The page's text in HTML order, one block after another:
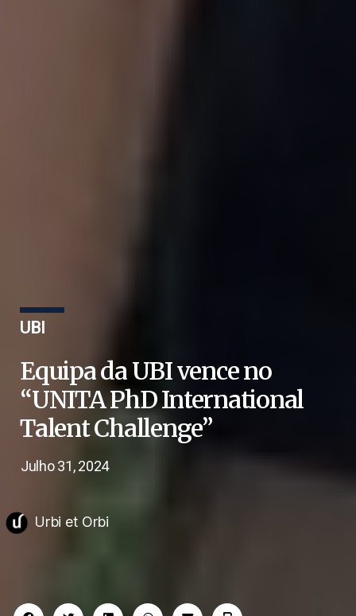
UBI
Equipa da UBI vence no
“UNITA PhD International
Talent Challenge”
Julho 31, 2024
Urbi et Orbi